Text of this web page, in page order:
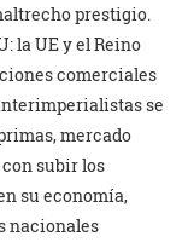
prestigio.
la UE y el Reino
comerciales
se
mercado
subir los
su economía,
nacionales